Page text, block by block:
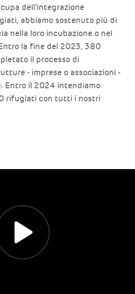
dell'integrazione
abbiamo sostenuto più di
nella loro incubazione o nel
la fine del 2023, 380
il processo di
- imprese o associazioni -
Entro il 2024 intendiamo
rifugiati con tutti i nostri